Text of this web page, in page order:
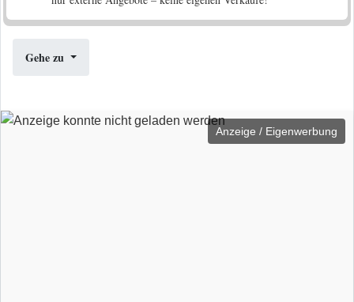
Gehe zu
Anzeige / Eigenwerbung